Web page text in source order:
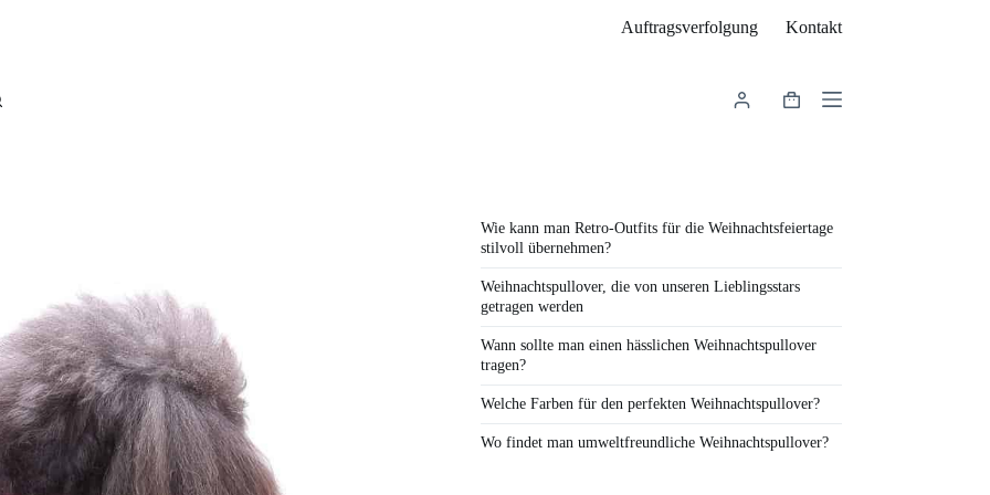
Auftragsverfolgung Kontakt
Warenkorb
Wie kann man Retro-Outfits für die Weihnachtsfeiertage
stilvoll übernehmen?
Weihnachtspullover, die von unseren Lieblingsstars
getragen werden
Wann sollte man einen hässlichen Weihnachtspullover
tragen?
Welche Farben für den perfekten Weihnachtspullover?
Wo findet man umweltfreundliche Weihnachtspullover?